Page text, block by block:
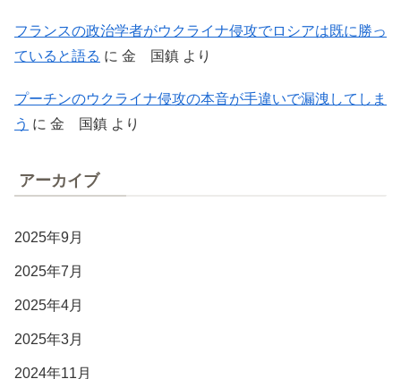
フランスの政治学者がウクライナ侵攻でロシアは既に勝っ
ていると語る に 金 国鎮 より
プーチンのウクライナ侵攻の本音が手違いで漏洩してしま
う に 金 国鎮 より
アーカイブ
2025年9月
2025年7月
2025年4月
2025年3月
2024年11月